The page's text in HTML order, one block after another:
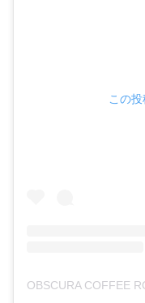
この
OBSCURA COFFEE